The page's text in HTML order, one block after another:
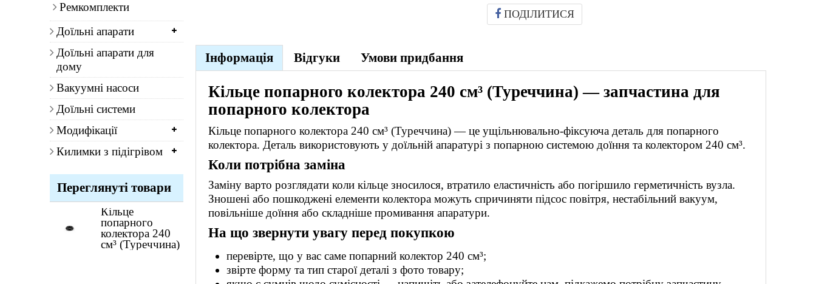
ПОДІЛИТИСЯ
Інформація Відгуки Умови придбання
Кільце попарного колектора 240 см³ (Туреччина) — запчастина для
попарного колектора
Кільце попарного колектора 240 см³ (Туреччина) — це ущільнювально-фіксуюча деталь для попарного
колектора. Деталь використовують у доїльній апаратурі з попарною системою доїння та колектором 240 см³.
Коли потрібна заміна
Заміну варто розглядати коли кільце зносилося, втратило еластичність або погіршило герметичність вузла.
Зношені або пошкоджені елементи колектора можуть спричиняти підсос повітря, нестабільний вакуум,
повільніше доїння або складніше промивання апаратури.
На що звернути увагу перед покупкою
перевірте, що у вас саме попарний колектор 240 см³;
звірте форму та тип старої деталі з фото товару;
Ремкомплекти
Доїльні апарати
Доїльні апарати для
дому
Вакуумні насоси
Доїльні системи
Модифікації
Килимки з підігрівом
Переглянуті товари
Кільце
попарного
колектора 240
см³ (Туреччина)